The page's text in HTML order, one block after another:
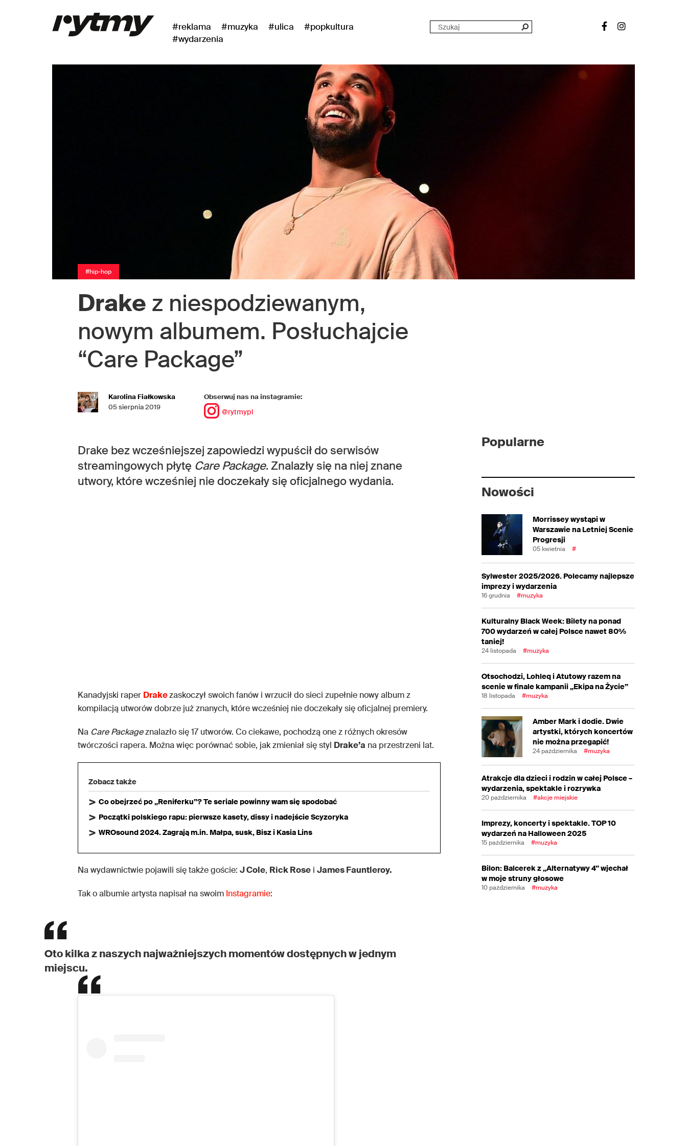
#reklama #muzyka #ulica
#popkultura
#wydarzenia
#hip-hop
Drake z niespodziewanym,
nowym albumem. Posłuchajcie
“Care Package”
Karolina Fiałkowska
05 sierpnia 2019
Obserwuj nas na instagramie:
@rytmypl
Drake bez wcześniejszej zapowiedzi wypuścił do serwisów
streamingowych płytę Care Package. Znalazły się na niej znane
utwory, które wcześniej nie doczekały się oficjalnego wydania.
Kanadyjski raper Drakezaskoczył swoich fanów i wrzucił do sieci zupełnie nowy album z
kompilacją utworów dobrze już znanych, które wcześniej nie doczekały się oficjalnej premiery.
Na Care Packageznalazło się 17 utworów. Co ciekawe, pochodzą one z różnych okresów
twórczości rapera. Można więc porównać sobie, jak zmieniał się styl Drake’a na przestrzeni lat.
Zobacz także
Co obejrzeć po „Reniferku”? Te seriale powinny wam się spodobać
Początki polskiego rapu: pierwsze kasety, dissy i nadejście Scyzoryka
WROsound 2024. Zagrają m.in. Małpa, susk, Bisz i Kasia Lins
Na wydawnictwie pojawili się także goście: J Cole, Rick Rose i James Fauntleroy.
Tak o albumie artysta napisał na swoim Instagramie:
Oto kilka z naszych najważniejszych momentów dostępnych w jednym
miejscu.
Popularne
Nowości
Morrissey wystąpi w
Warszawie na Letniej Scenie
Progresji
05 kwietnia #
Sylwester 2025/2026. Polecamy najlepsze
imprezy i wydarzenia
16 grudnia #muzyka
Kulturalny Black Week: Bilety na ponad
700 wydarzeń w całej Polsce nawet 80%
taniej!
24 listopada #muzyka
Otsochodzi, Lohleq i Atutowy razem na
scenie w finale kampanii „Ekipa na Życie”
18 listopada #muzyka
Amber Mark i dodie. Dwie
artystki, których koncertów
nie można przegapić!
24 października #muzyka
Atrakcje dla dzieci i rodzin w całej Polsce –
wydarzenia, spektakle i rozrywka
20 października #akcje miejskie
Imprezy, koncerty i spektakle. TOP 10
wydarzeń na Halloween 2025
15 października #muzyka
Bilon: Balcerek z „Alternatywy 4” wjechał
w moje struny głosowe
10 października #muzyka